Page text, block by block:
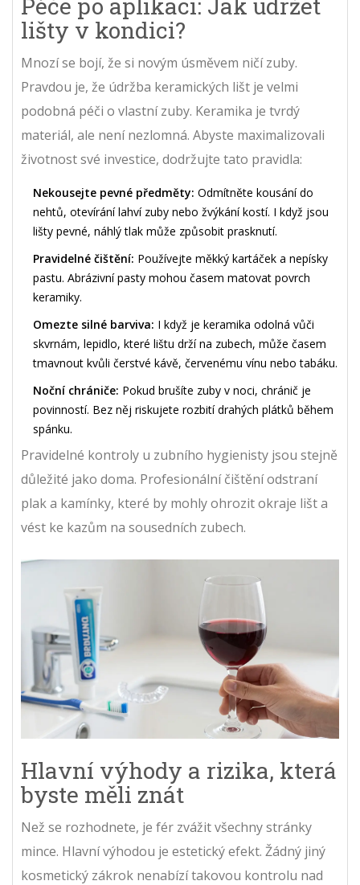
Péče po aplikaci: Jak udržet
lišty v kondici?
Mnozí se bojí, že si novým úsměvem ničí zuby.
Pravdou je, že údržba keramických lišt je velmi
podobná péči o vlastní zuby. Keramika je tvrdý
materiál, ale není nezlomná. Abyste maximalizovali
životnost své investice, dodržujte tato pravidla:
Nekousejte pevné předměty: Odmítněte kousání do
nehtů, otevírání lahví zuby nebo žvýkání kostí. I když jsou
lišty pevné, náhlý tlak může způsobit prasknutí.
Pravidelné čištění: Používejte měkký kartáček a nepísky
pastu. Abrázivní pasty mohou časem matovat povrch
keramiky.
Omezte silné barviva: I když je keramika odolná vůči
skvrnám, lepidlo, které lištu drží na zubech, může časem
tmavnout kvůli čerstvé kávě, červenému vínu nebo tabáku.
Noční chrániče: Pokud brušíte zuby v noci, chránič je
povinností. Bez něj riskujete rozbití drahých plátků během
spánku.
Pravidelné kontroly u zubního hygienisty jsou stejně
důležité jako doma. Profesionální čištění odstraní
plak a kamínky, které by mohly ohrozit okraje lišt a
vést ke kazům na sousedních zubech.
Hlavní výhody a rizika, která
byste měli znát
Než se rozhodnete, je fér zvážit všechny stránky
mince. Hlavní výhodou je estetický efekt. Žádný jiný
kosmetický zákrok nenabízí takovou kontrolu nad